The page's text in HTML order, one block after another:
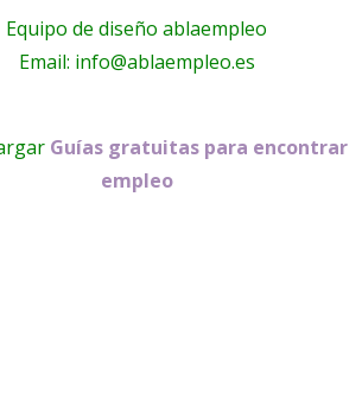
Equipo de diseño ablaempleo
Email: info@ablaempleo.es
Guías gratuitas para encontrar
empleo